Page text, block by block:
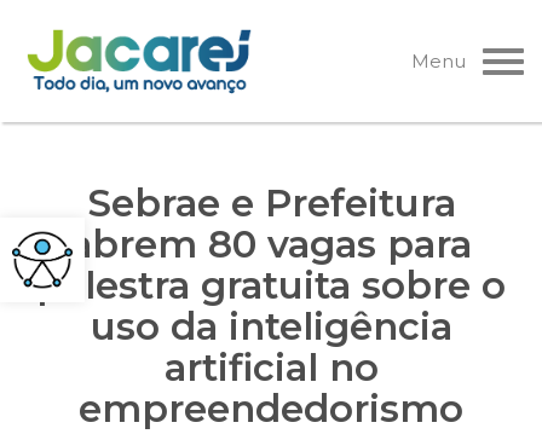
Pular
para
o
Menu
Sebrae e Prefeitura
abrem 80 vagas para
palestra gratuita sobre o
uso da inteligência
artificial no
empreendedorismo